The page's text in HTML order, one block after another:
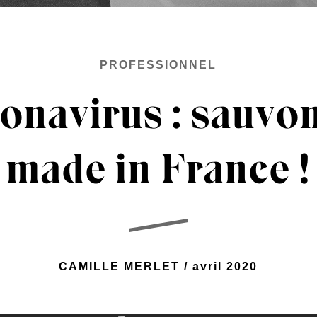
PROFESSIONNEL
:
made in France !
CAMILLE MERLET / avril 2020